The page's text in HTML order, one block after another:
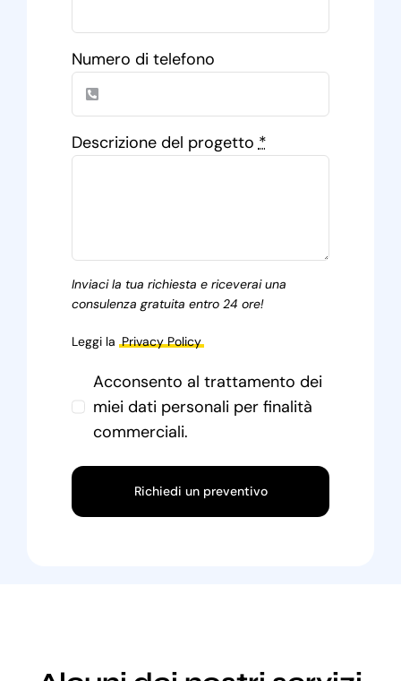
Numero di telefono
Descrizione del progetto*
Inviaci la tua richiesta e riceverai una
consulenza gratuita entro 24 ore!
Leggi la Privacy Policy
Acconsento al trattamento dei
miei dati personali per finalità
commerciali.
Richiedi un preventivo